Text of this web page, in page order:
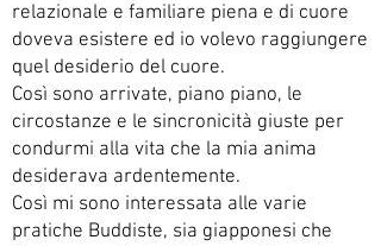
relazionale e familiare piena e di cuore
doveva esistere ed io volevo raggiungere
quel desiderio del cuore.
Così sono arrivate, piano piano, le
circostanze e le sincronicità giuste per
condurmi alla vita che la mia anima
desiderava ardentemente.
Così mi sono interessata alle varie
pratiche Buddiste, sia giapponesi che